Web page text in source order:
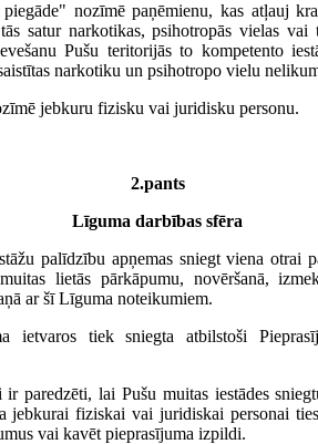
nozīmē paņēmienu, kas atļauj
satur narkotikas, psihotropās vielas vai
Pušu teritorijās to kompetento
narkotiku un psihotropo vielu
jebkuru fizisku vai juridisku personu.
2.pants
Līguma darbības sfēra
palīdzību apņemas sniegt viena otrai
lietās pārkāpumu, novēršanā,
ar šī Līguma noteikumiem.
tiek sniegta atbilstoši
paredzēti, lai Pušu muitas iestādes
jebkurai fiziskai vai juridiskai personai
vai kavēt pieprasījuma izpildi.